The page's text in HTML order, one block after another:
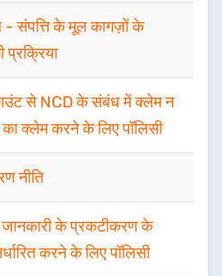
- संपत्ति के मूल कागज़ों के
प्रक्रिया
से NCD के संबंध में क्लेम न
का क्लेम करने के लिए पॉलिसी
नीति
के प्रकटीकरण के
करने के लिए पॉलिसी